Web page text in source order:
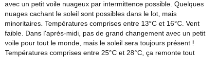
avec un petit voile nuageux par intermittence possible. Quelques
nuages cachant le soleil sont possibles dans le lot, mais
minoritaires. Températures comprises entre 13°C et 16°C. Vent
faible. Dans l'après-midi, pas de grand changement avec un petit
voile pour tout le monde, mais le soleil sera toujours présent !
Températures comprises entre 25°C et 28°C, ça remonte tout